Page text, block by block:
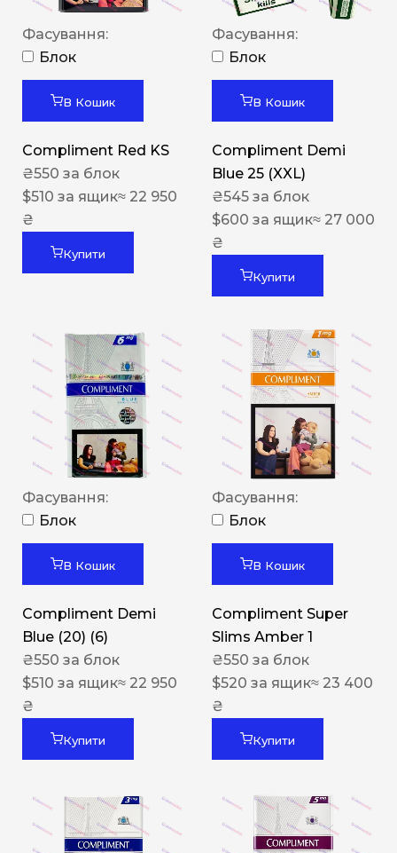
Фасування:
Блок
В Кошик
Compliment Red KS
₴550 за блок
$510 за ящик≈ 22 950
₴
Купити
Фасування:
Блок
В Кошик
Compliment Demi
Blue 25 (XXL)
₴545 за блок
$600 за ящик≈ 27 000
₴
Купити
Фасування:
Блок
В Кошик
Compliment Demi
Blue (20) (6)
₴550 за блок
$510 за ящик≈ 22 950
₴
Купити
Фасування:
Блок
В Кошик
Compliment Super
Slims Amber 1
₴550 за блок
$520 за ящик≈ 23 400
₴
Купити